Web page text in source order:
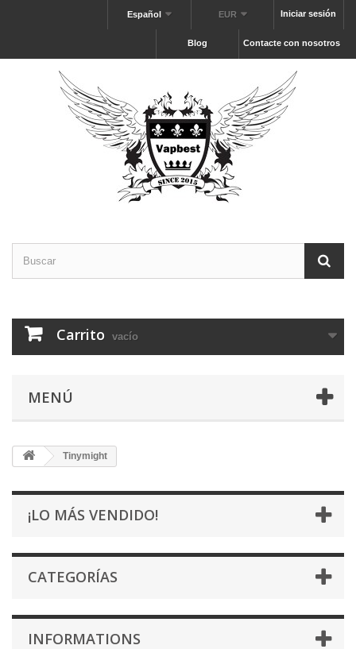
Iniciar sesión
EUR
Español
Contacte con nosotros
Blog
Carrito vacío
MENÚ
Tinymight
¡LO MÁS VENDIDO!
CATEGORÍAS
INFORMATIONS